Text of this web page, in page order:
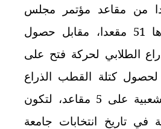
مقعدا من مقاعد مؤتمر مجلس
الطلبة البالغ عددها 51 مقعدا، مقابل حصول
الطلابي لحركة فتح على
لحصول كتلة القطب الذراع
الطلابي للجبهة الشعبية على 5 مقاعد، لتكون
في تاريخ انتخابات جامعة